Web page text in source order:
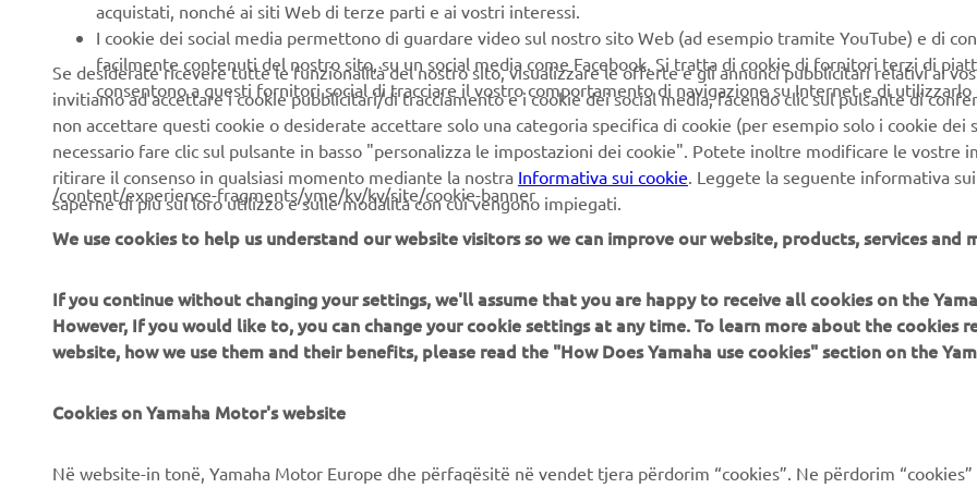
acquistati, nonché ai siti Web di terze parti e ai vostri interessi.
I cookie dei social media permettono di guardare video sul nostro sito Web (ad esempio tramite YouTube) e di
facilmente contenuti del nostro sito, su un social media come Facebook. Si tratta di cookie di fornitori terzi di
consentono a questi fornitori social di tracciare il vostro comportamento di navigazione su Internet e di utilizzarlo
Se desiderate ricevere tutte le funzionalità del nostro sito, visualizzare le offerte e gli annunci pubblicitari relativi ai
invitiamo ad accettare i cookie pubblicitari/di tracciamento e i cookie dei social media, facendo clic sul pulsante di
non accettare questi cookie o desiderate accettare solo una categoria specifica di cookie (per esempio solo i cookie dei
necessario fare clic sul pulsante in basso "personalizza le impostazioni dei cookie". Potete inoltre modificare le vostre
ritirare il consenso in qualsiasi momento mediante la nostra Informativa sui cookie . Leggete la seguente informativa
saperne di più sul loro utilizzo e sulle modalità con cui vengono impiegati.
/content/experience-fragments/yme/kv/kv/site/cookie-banner
We use cookies to help us understand our website visitors so we can improve our website, products, services and
If you continue without changing your settings, we'll assume that you are happy to receive all cookies on the
However, If you would like to, you can change your cookie settings at any time. To learn more about the cookies
website, how we use them and their benefits, please read the "How Does Yamaha use cookies" section on the
Cookies on Yamaha Motor's website
Në website-in tonë, Yamaha Motor Europe dhe përfaqësitë në vendet tjera përdorim “cookies”. Ne përdorim